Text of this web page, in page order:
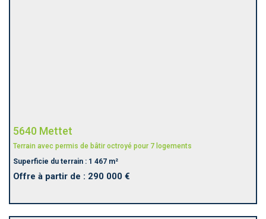
5640 Mettet
Terrain avec permis de bâtir octroyé pour 7 logements
Superficie du terrain : 1 467 m²
Offre à partir de : 290 000 €